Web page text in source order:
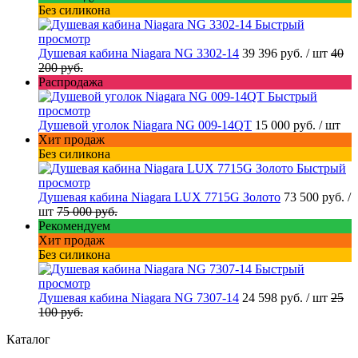
Без силикона
Быстрый
просмотр
Душевая кабина Niagara NG 3302-14 39 396 руб. / шт 40
200 руб.
Распродажа
Быстрый
просмотр
Душевой уголок Niagara NG 009-14QT 15 000 руб. / шт
Хит продаж
Без силикона
Быстрый
просмотр
Душевая кабина Niagara LUX 7715G Золото 73 500 руб. /
шт 75 000 руб.
Рекомендуем
Хит продаж
Без силикона
Быстрый
просмотр
Душевая кабина Niagara NG 7307-14 24 598 руб. / шт 25
100 руб.
Каталог